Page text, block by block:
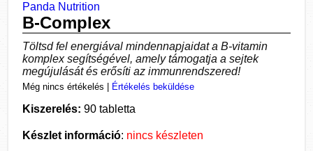
Panda Nutrition
B-Complex
Töltsd fel energiával mindennapjaidat a B-vitamin
komplex segítségével, amely támogatja a sejtek
megújulását és erősíti az immunrendszered!
Még nincs értékelés Értékelés beküldése
Kiszerelés: 90 tabletta
Készlet információ: nincs készleten